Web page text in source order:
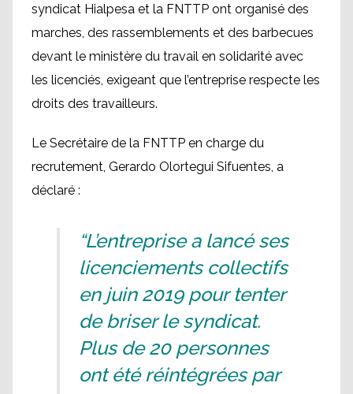
syndicat Hialpesa et la FNTTP ont organisé des
marches, des rassemblements et des barbecues
devant le ministère du travail en solidarité avec
les licenciés, exigeant que l’entreprise respecte les
droits des travailleurs.
Le Secrétaire de la FNTTP en charge du
recrutement, Gerardo Olortegui Sifuentes, a
déclaré :
“L’entreprise a lancé ses
licenciements collectifs
en juin 2019 pour tenter
de briser le syndicat.
Plus de 20 personnes
ont été réintégrées par